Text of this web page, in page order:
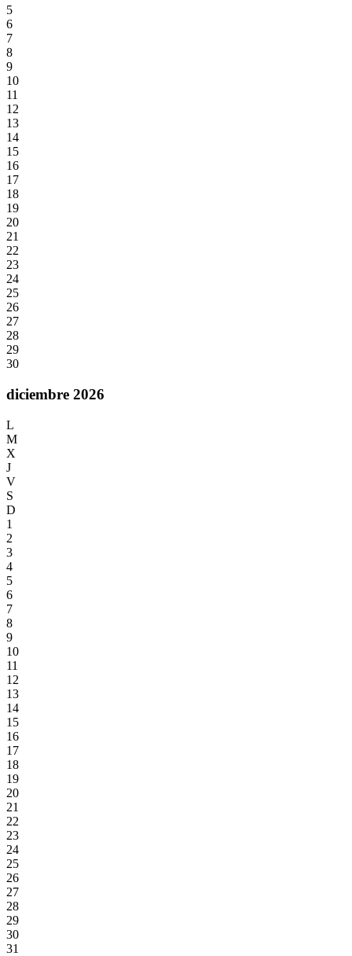
5
6
7
8
9
10
11
12
13
14
15
16
17
18
19
20
21
22
23
24
25
26
27
28
29
30
diciembre 2026
L
M
X
J
V
S
D
1
2
3
4
5
6
7
8
9
10
11
12
13
14
15
16
17
18
19
20
21
22
23
24
25
26
27
28
29
30
31